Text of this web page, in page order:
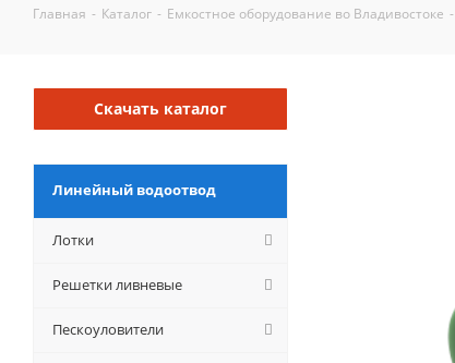
Главная - Каталог - Емкостное оборудование во Владивостоке -
Скачать каталог
Линейный водоотвод
Лотки
Решетки ливневые
Пескоуловители